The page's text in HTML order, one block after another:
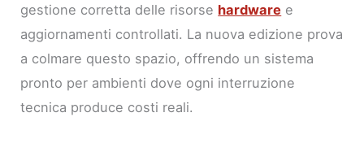
gestione corretta delle risorse hardware e
aggiornamenti controllati. La nuova edizione prova
a colmare questo spazio, offrendo un sistema
pronto per ambienti dove ogni interruzione
tecnica produce costi reali.